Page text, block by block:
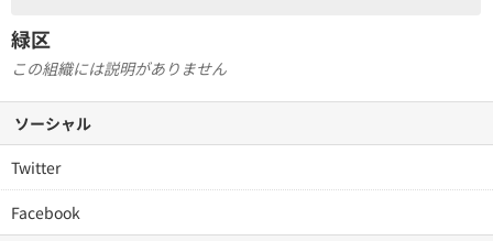
緑区
この組織には説明がありません
ソーシャル
Twitter
Facebook